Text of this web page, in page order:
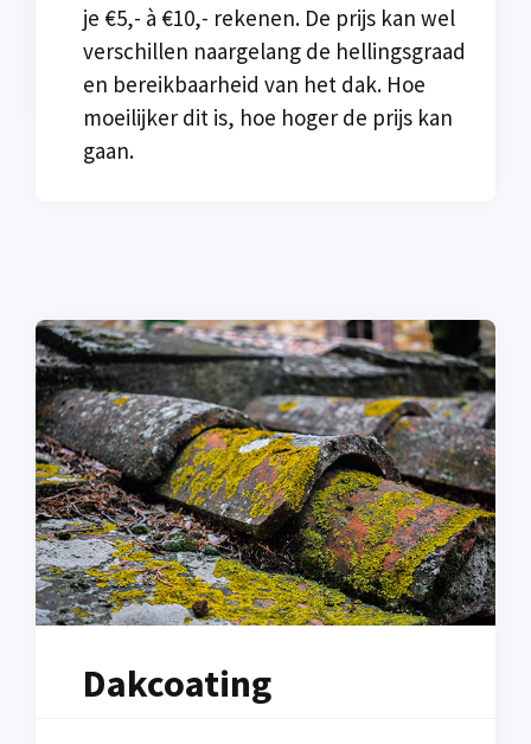
je €5,- à €10,- rekenen. De prijs kan wel
verschillen naargelang de hellingsgraad
en bereikbaarheid van het dak. Hoe
moeilijker dit is, hoe hoger de prijs kan
gaan.
Dakcoating